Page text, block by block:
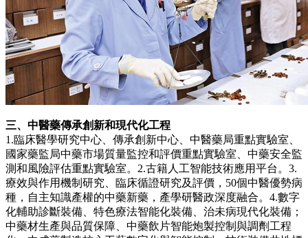
三、中醫藥傳承創新和現代化工程
1.臨床醫學研究中心、傳承創新中心、中醫藥局重點實驗室、
國家藥監局中藥市場質量監控和評價重點實驗室、中藥安全監
測和風險評估重點實驗室。2.古籍人工智能技術應用平台。3.
療效與作用機制研究、臨床循證研究及評價，50個中醫優勢病
種，自主知識產權的中藥新藥，產學研醫政深度融合。4.數字
化輔助診斷裝備、特色療法智能化裝備、治未病現代化裝備；
中藥材生產與品質保障、中藥飲片智能炮製控制與調劑工程